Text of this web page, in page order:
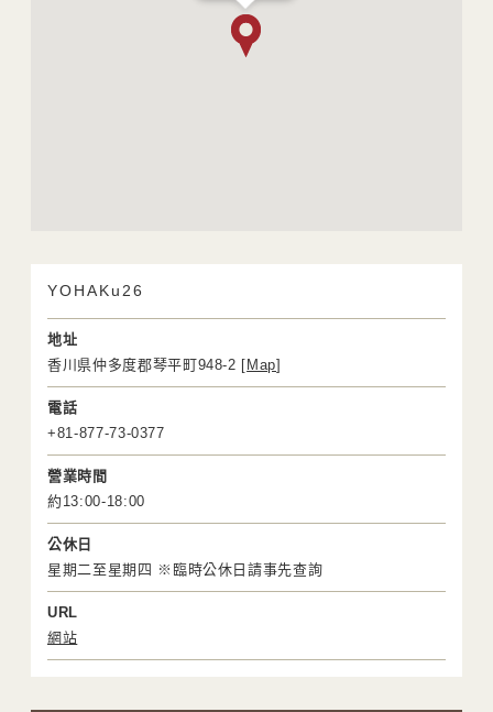
YOHAKu26
地址
香川県仲多度郡琴平町948-2 [ Map]
電話
+81-877-73-0377
營業時間
約13:00-18:00
公休日
星期二至星期四 ※臨時公休日請事先查詢
URL
網站